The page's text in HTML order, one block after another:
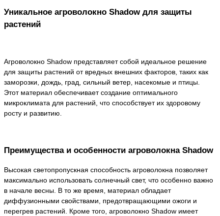
Уникальное агроволокно Shadow для защиты
растений
Агроволокно Shadow представляет собой идеальное решение
для защиты растений от вредных внешних факторов, таких как
заморозки, дождь, град, сильный ветер, насекомые и птицы.
Этот материал обеспечивает создание оптимального
микроклимата для растений, что способствует их здоровому
росту и развитию.
Преимущества и особенности агроволокна Shadow
Высокая светопропускная способность агроволокна позволяет
максимально использовать солнечный свет, что особенно важно
в начале весны. В то же время, материал обладает
диффузионными свойствами, предотвращающими ожоги и
перегрев растений. Кроме того, агроволокно Shadow имеет